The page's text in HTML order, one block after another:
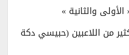
والثانية »
من اللاعبين (حبيسي دكة